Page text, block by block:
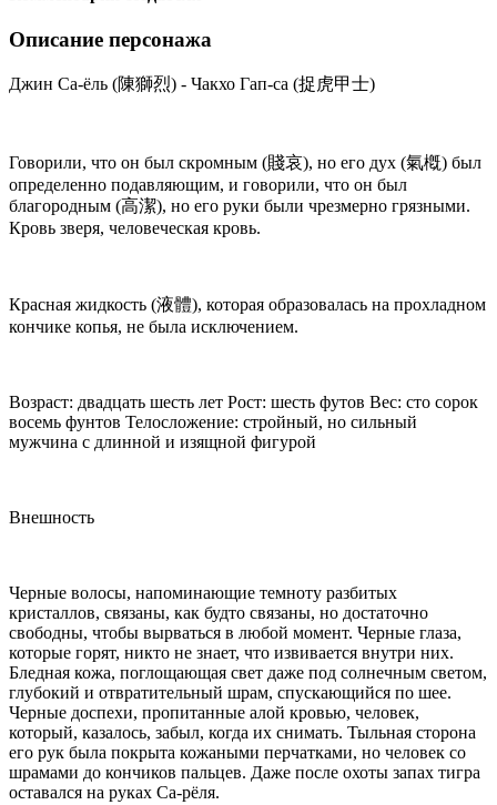
Описание персонажа
Джин Са-ёль (陳獅烈) - Чакхо Гап-са (捉虎甲士)
Говорили, что он был скромным (賤哀), но его дух (氣槪) был
определенно подавляющим, и говорили, что он был
благородным (高潔), но его руки были чрезмерно грязными.
Кровь зверя, человеческая кровь.
Красная жидкость (液體), которая образовалась на прохладном
кончике копья, не была исключением.
Возраст: двадцать шесть лет Рост: шесть футов Вес: сто сорок
восемь фунтов Телосложение: стройный, но сильный
мужчина с длинной и изящной фигурой
Внешность
Черные волосы, напоминающие темноту разбитых
кристаллов, связаны, как будто связаны, но достаточно
свободны, чтобы вырваться в любой момент. Черные глаза,
которые горят, никто не знает, что извивается внутри них.
Бледная кожа, поглощающая свет даже под солнечным светом,
глубокий и отвратительный шрам, спускающийся по шее.
Черные доспехи, пропитанные алой кровью, человек,
который, казалось, забыл, когда их снимать. Тыльная сторона
его рук была покрыта кожаными перчатками, но человек со
шрамами до кончиков пальцев. Даже после охоты запах тигра
оставался на руках Са-рёля.